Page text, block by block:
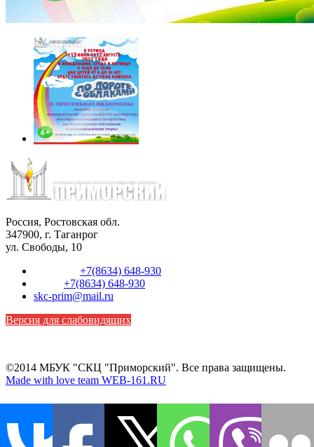
Россия, Ростовская обл.
347900, г. Таганрог
ул. Свободы, 10
+7(8634) 648-930
+7(8634) 648-930
skc-prim@mail.ru
Версия для слабовидящих
©2014 МБУК "СКЦ "Приморский". Все права защищены.
Made with love team WEB-161.RU